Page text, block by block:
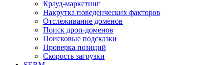
Крауд-маркетинг
Накрутка поведенческих факторов
Отслеживание доменов
Поиск дроп-доменов
Поисковые подсказки
Проверка позиций
Скорость загрузки